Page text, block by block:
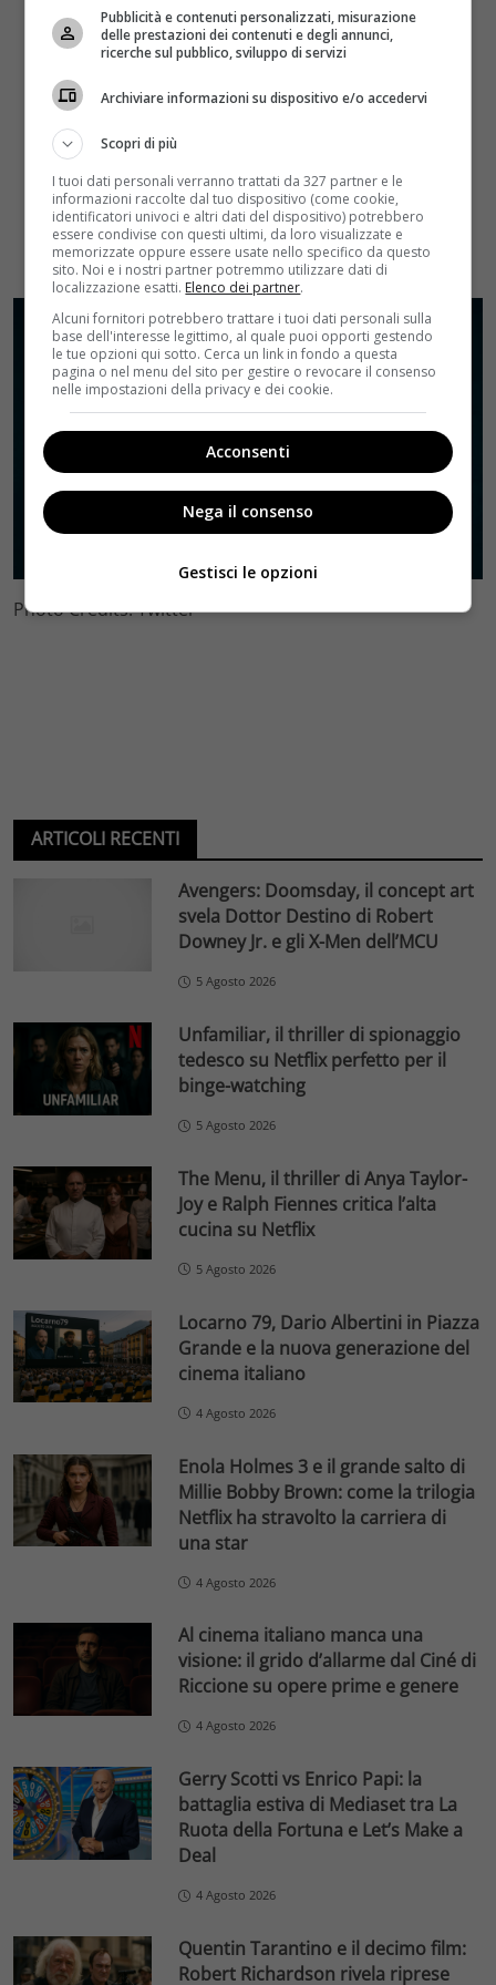
Photo Credits: Twitter
ARTICOLI RECENTI
Avengers: Doomsday, il concept art
svela Dottor Destino di Robert
Downey Jr. e gli X-Men dell’MCU
5 Agosto 2026
Unfamiliar, il thriller di spionaggio
tedesco su Netflix perfetto per il
binge-watching
5 Agosto 2026
The Menu, il thriller di Anya Taylor-
Joy e Ralph Fiennes critica l’alta
cucina su Netflix
5 Agosto 2026
Locarno 79, Dario Albertini in Piazza
Grande e la nuova generazione del
cinema italiano
4 Agosto 2026
Enola Holmes 3 e il grande salto di
Millie Bobby Brown: come la trilogia
Netflix ha stravolto la carriera di
una star
4 Agosto 2026
Al cinema italiano manca una
visione: il grido d’allarme dal Ciné di
Riccione su opere prime e genere
4 Agosto 2026
Gerry Scotti vs Enrico Papi: la
battaglia estiva di Mediaset tra La
Ruota della Fortuna e Let’s Make a
Deal
4 Agosto 2026
Quentin Tarantino e il decimo film:
Robert Richardson rivela riprese
Pubblicità e contenuti personalizzati, misurazione
delle prestazioni dei contenuti e degli annunci,
ricerche sul pubblico, sviluppo di servizi
Archiviare informazioni su dispositivo e/o accedervi
Scopri di più
I tuoi dati personali verranno trattati da 327 partner e le
informazioni raccolte dal tuo dispositivo (come cookie,
identificatori univoci e altri dati del dispositivo) potrebbero
essere condivise con questi ultimi, da loro visualizzate e
memorizzate oppure essere usate nello specifico da questo
sito. Noi e i nostri partner potremmo utilizzare dati di
localizzazione esatti. Elenco dei partner.
Alcuni fornitori potrebbero trattare i tuoi dati personali sulla
base dell'interesse legittimo, al quale puoi opporti gestendo
le tue opzioni qui sotto. Cerca un link in fondo a questa
pagina o nel menu del sito per gestire o revocare il consenso
nelle impostazioni della privacy e dei cookie.
Acconsenti
Nega il consenso
Gestisci le opzioni